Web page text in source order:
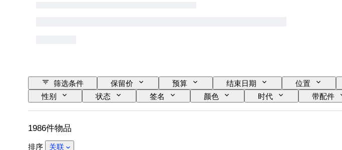
筛选条件 保留价 预算 结束日期 位置
性别
状态 签名 颜色 时代 带配件
1986件物品
排序 关联